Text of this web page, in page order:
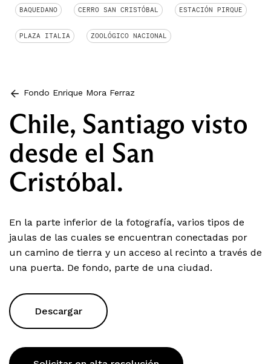
BAQUEDANO CERRO SAN CRISTÓBAL ESTACIÓN PIRQUE
PLAZA ITALIA ZOOLÓGICO NACIONAL
Fondo Enrique Mora Ferraz
Chile, Santiago visto
desde el San
Cristóbal.
En la parte inferior de la fotografía, varios tipos de
jaulas de las cuales se encuentran conectadas por
un camino de tierra y un acceso al recinto a través de
una puerta. De fondo, parte de una ciudad.
Descargar